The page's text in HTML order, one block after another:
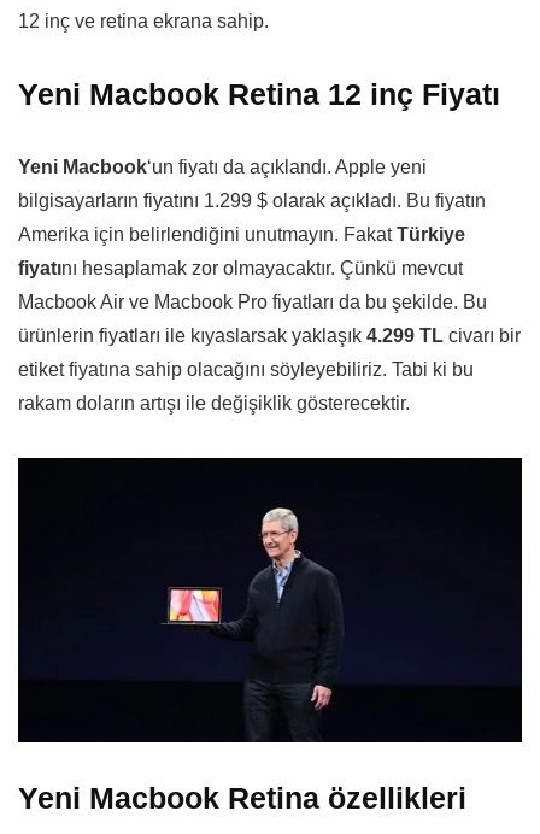
12 inç ve retina ekrana sahip.
Yeni Macbook Retina 12 inç Fiyatı
Yeni Macbook‘un fiyatı da açıklandı. Apple yeni
bilgisayarların fiyatını 1.299 $ olarak açıkladı. Bu fiyatın
Amerika için belirlendiğini unutmayın. FakatTürkiye
fiyatını hesaplamak zor olmayacaktır. Çünkü mevcut
Macbook Air ve Macbook Pro fiyatları da bu şekilde. Bu
ürünlerin fiyatları ile kıyaslarsak yaklaşık 4.299 TL civarı bir
etiket fiyatına sahip olacağını söyleyebiliriz. Tabi ki bu
rakam doların artışı ile değişiklik gösterecektir.
Yeni Macbook Retina özellikleri